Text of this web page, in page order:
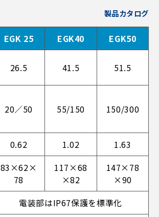
製品カタログ
EGK 25 EGK40
EGK50
26.5 41.5 51.5
20／50 55/150 150/300
0.62 1.02
1.63
83×62×
78
117×68
×82
147×78
×90
電装部はIP67保護を標準化